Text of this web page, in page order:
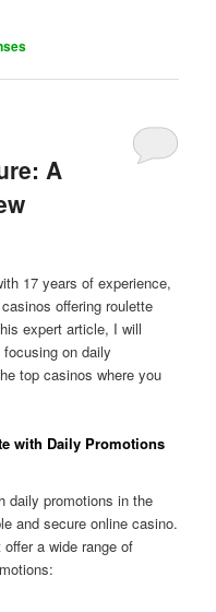
A
17 years of experience,
offering roulette
expert article, I will
on daily
top casinos where you
with Daily Promotions
daily promotions in the
and secure online casino.
a wide range of